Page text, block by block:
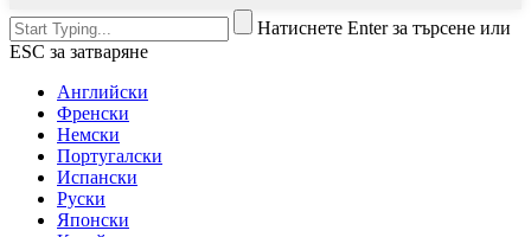
Натиснете Enter за търсене или
ESC за затваряне
Английски
Френски
Немски
Португалски
Испански
Руски
Японски